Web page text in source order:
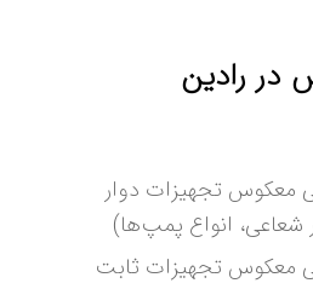
رادین
معکوس تجهیزات دوار
شعاعی، انواع پمپ‌ها)
معکوس تجهیزات ثابت